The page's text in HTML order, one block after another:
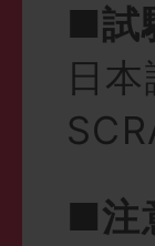
■試
日
■注